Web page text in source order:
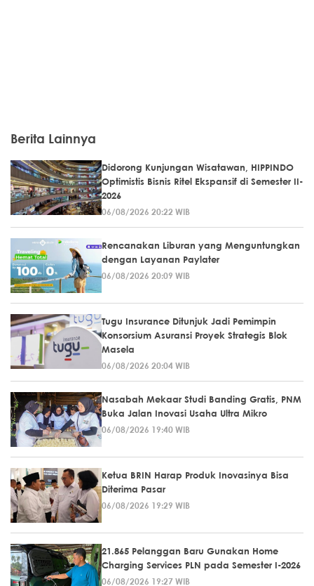
Berita Lainnya
Didorong Kunjungan Wisatawan, HIPPINDO
Optimistis Bisnis Ritel Ekspansif di Semester II-
2026
06/08/2026 20:22 WIB
Rencanakan Liburan yang Menguntungkan
dengan Layanan Paylater
06/08/2026 20:09 WIB
Tugu Insurance Ditunjuk Jadi Pemimpin
Konsorsium Asuransi Proyek Strategis Blok
Masela
06/08/2026 20:04 WIB
Nasabah Mekaar Studi Banding Gratis, PNM
Buka Jalan Inovasi Usaha Ultra Mikro
06/08/2026 19:40 WIB
Ketua BRIN Harap Produk Inovasinya Bisa
Diterima Pasar
06/08/2026 19:29 WIB
21.865 Pelanggan Baru Gunakan Home
Charging Services PLN pada Semester I-2026
06/08/2026 19:27 WIB